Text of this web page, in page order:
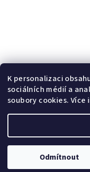
K personalizaci
sociálních médií a
soubory cookies. Více
Odmítnout
Sledovat